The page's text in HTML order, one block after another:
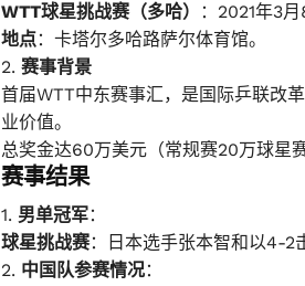
WTT球星挑战赛（多哈）
：2021年3月
地点：卡塔尔多哈路萨尔体育馆。
2. 赛事背景
首届WTT中东赛事汇，是国际乒联改
业价值。
总奖金达60万美元（常规赛20万球星
赛事结果
1. 男单冠军：
球星挑战赛：日本选手张本智和以4-2
2. 中国队参赛情况：